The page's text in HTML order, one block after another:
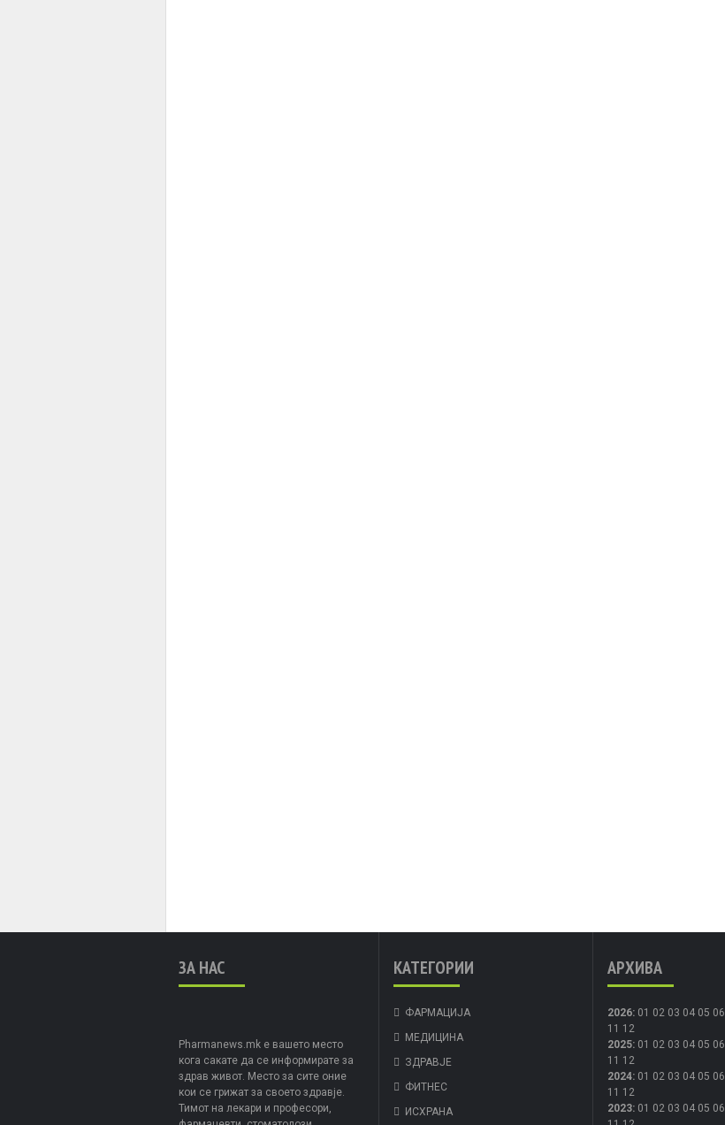
ЗА НАС
Pharmanews.mk е вашето место
кога сакате да се информирате за
здрав живот. Место за сите оние
кои се грижат за своето здравје.
Тимот на лекари и професори,
КАТЕГОРИИ
ФАРМАЦИЈА
МЕДИЦИНА
ЗДРАВЈЕ
ФИТНЕС
ИСХРАНА
АРХИВА
2026: 01 02 03 04 05 06
11 12
2025: 01 02 03 04 05 06
11 12
2024: 01 02 03 04 05 06
11 12
2023: 01 02 03 04 05 06